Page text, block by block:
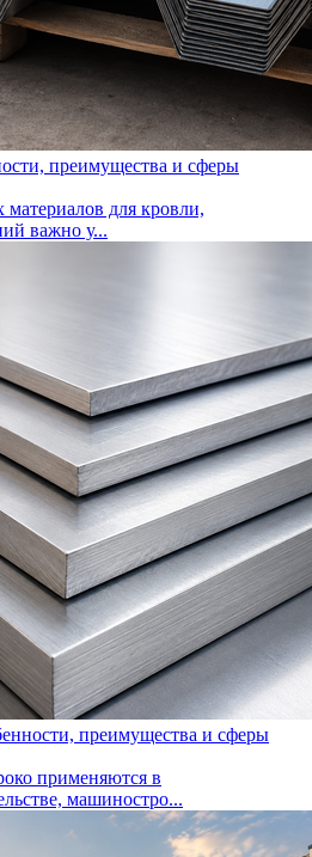
преимущества и сферы
для кровли,
важно у...
преимущества и сферы
применяются в
машиностро...